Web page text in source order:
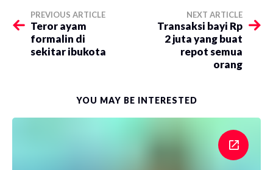
PREVIOUS ARTICLE
Teror ayam
formalin di
sekitar ibukota
NEXT ARTICLE
​Transaksi bayi Rp
2 juta yang buat
repot semua
orang
YOU MAY BE INTERESTED